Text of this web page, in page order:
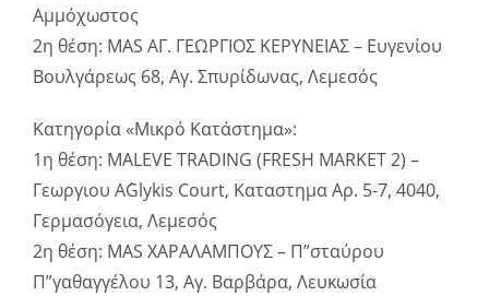
Αμμόχωστος
2η θέση: MAS ΑΓ. ΓΕΩΡΓΙΟΣ ΚΕΡΥΝΕΙΑΣ – Ευγενίου
Βουλγάρεως 68, Αγ. Σπυρίδωνας, Λεμεσός
Κατηγορία «Μικρό Κατάστημα»:
1η θέση: MALEVE TRADING (FRESH MARKET 2) –
Γεωργιου Α΄Glykis Court, Καταστημα Αρ. 5-7, 4040,
Γερμασόγεια, Λεμεσός
2η θέση: MAS ΧΑΡΑΛΑΜΠΟΥΣ – Π”σταύρου
Π”γαθαγγέλου 13, Αγ. Βαρβάρα, Λευκωσία